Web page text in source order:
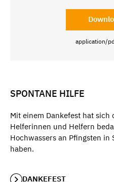
application/
SPONTANE HILFE
Mit einem Dankefest hat
Helferinnen und Helfern
Hochwassers an Pfingsten
haben.
DANKEFEST